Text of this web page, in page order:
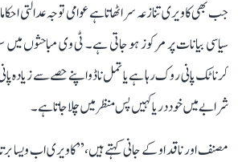
جب بھی کاویری تنازعہ سر اٹھاتا ہے عوامی توجہ عدالتی
سیاسی بیانات پر مرکوز ہو جاتی ہے۔ ٹی وی مباحثوں میں
کرناٹک پانی روک رہا ہے یا تمل ناڈو اپنے حصے سے زیادہ
شرابے میں خود دریا کہیں پس منظر میں چلا جاتا ہے۔